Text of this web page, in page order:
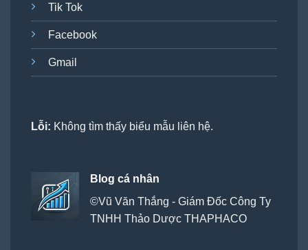
Tik Tok
Facebook
Gmail
Lỗi: Không tìm thấy biểu mẫu liên hệ.
Blog cá nhân
©Vũ Văn Thắng - Giám Đốc Công Ty
TNHH Thảo Dược THAPHACO